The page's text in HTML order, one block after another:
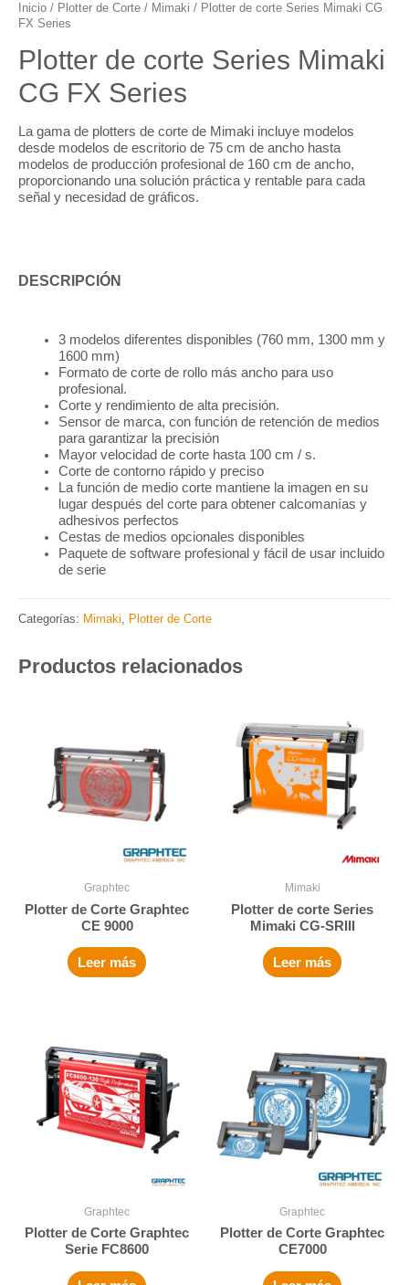
Inicio / Plotter de Corte / Mimaki / Plotter de corte Series Mimaki CG
FX Series
Plotter de corte Series Mimaki
CG FX Series
La gama de plotters de corte de Mimaki incluye modelos
desde modelos de escritorio de 75 cm de ancho hasta
modelos de producción profesional de 160 cm de ancho,
proporcionando una solución práctica y rentable para cada
señal y necesidad de gráficos.
DESCRIPCIÓN
3 modelos diferentes disponibles (760 mm, 1300 mm y
1600 mm)
Formato de corte de rollo más ancho para uso
profesional.
Corte y rendimiento de alta precisión.
Sensor de marca, con función de retención de medios
para garantizar la precisión
Mayor velocidad de corte hasta 100 cm / s.
Corte de contorno rápido y preciso
La función de medio corte mantiene la imagen en su
lugar después del corte para obtener calcomanías y
adhesivos perfectos
Cestas de medios opcionales disponibles
Paquete de software profesional y fácil de usar incluido
de serie
Categorías: Mimaki, Plotter de Corte
Productos relacionados
Graphtec
Plotter de Corte Graphtec
CE 9000
Leer más
Mimaki
Plotter de corte Series
Mimaki CG-SRIII
Leer más
Graphtec
Plotter de Corte Graphtec
Serie FC8600
Graphtec
Plotter de Corte Graphtec
CE7000